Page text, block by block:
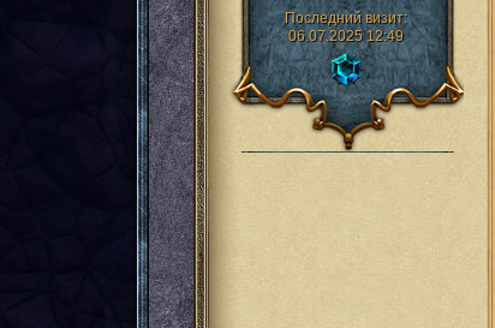
Последний визит:
06.07.2025 12:49